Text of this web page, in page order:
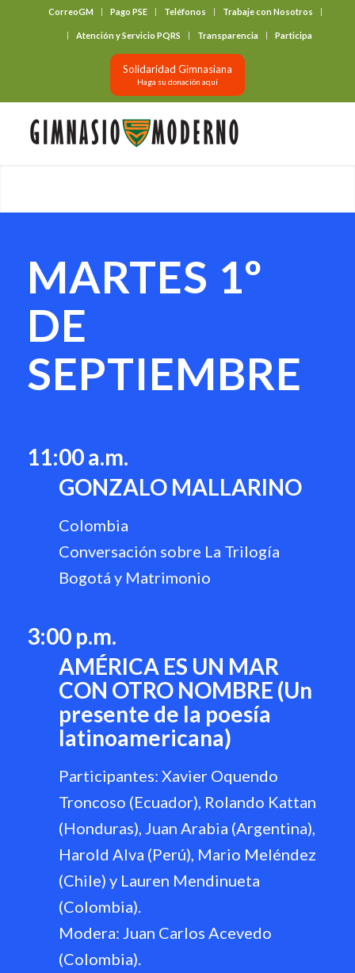
CorreoGM Pago PSE Teléfonos Trabaje con Nosotros
Atención y Servicio PQRS Transparencia Participa
Solidaridad Gimnasiana
Haga su donación aquí
MARTES 1º
DE
SEPTIEMBRE
11:00 a.m.
GONZALO MALLARINO
Colombia
Conversación sobre La Trilogía
Bogotá y Matrimonio
3:00 p.m.
AMÉRICA ES UN MAR
CON OTRO NOMBRE (Un
presente de la poesía
latinoamericana)
Participantes: Xavier Oquendo
Troncoso (Ecuador), Rolando Kattan
(Honduras), Juan Arabia (Argentina),
Harold Alva (Perú), Mario Meléndez
(Chile) y Lauren Mendinueta
(Colombia).
Modera: Juan Carlos Acevedo
(Colombia).